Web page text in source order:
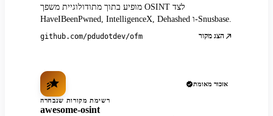
מופיע בתוך מתודולוגיית משפך OSINT לצד
HaveIBeenPwned, IntelligenceX, Dehashed ו-Snusbase.
github.com/pdudotdev/ofm הצג מקור
אזכור מאומת
רשימת מקורות שנבחרה
awesome-osint